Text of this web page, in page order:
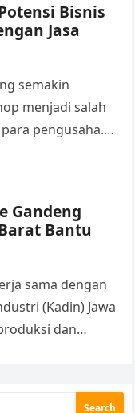
Bisnis
Jasa
semakin
menjadi salah
pengusaha.
Gandeng
Bantu
sama dengan
(Kadin) Jawa
dan